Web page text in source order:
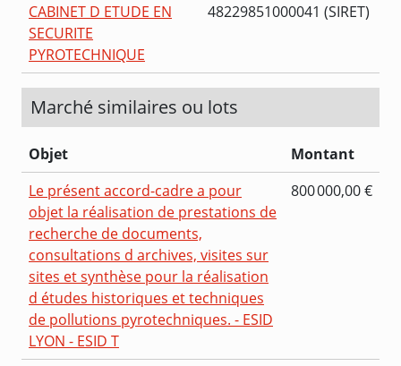
CABINET D ETUDE EN
SECURITE
PYROTECHNIQUE
48229851000041 (SIRET)
Marché similaires ou lots
Objet
Montant
Le présent accord-cadre a pour
objet la réalisation de prestations de
recherche de documents,
consultations d archives, visites sur
sites et synthèse pour la réalisation
d études historiques et techniques
de pollutions pyrotechniques. - ESID
LYON - ESID T
800 000,00 €